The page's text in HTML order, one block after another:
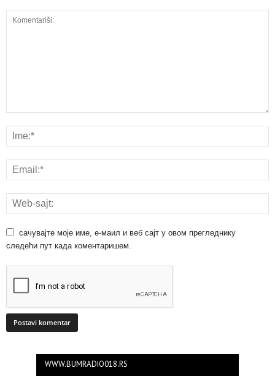
сачувајте моје име, е-маил и веб сајт у овом прегледнику
следећи пут када коментаришем.
WWW.BUMRADIO018.RS